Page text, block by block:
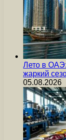
Лето в ОАЭ:
жаркий
05.08.2026